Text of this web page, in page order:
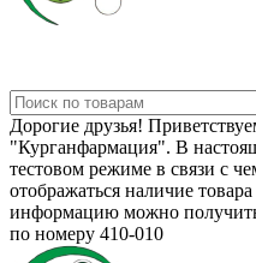
Дорогие друзья!
"Курганфармация". В
тестовом режиме в связи с
отображаться наличие
информацию можно
по номеру 410-010